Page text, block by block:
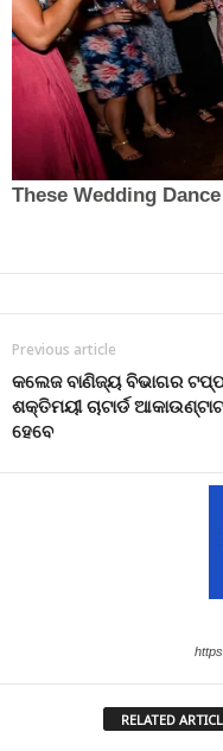
Previous article
କଲେଜ ବାଣିଜ୍ୟ ବିଭାଗର
ଶକ୍ତିମୟୀ ଚାଟାର୍ଡ ଆକାଉଣ୍ଟାଟ
ହେବେ
RELATED